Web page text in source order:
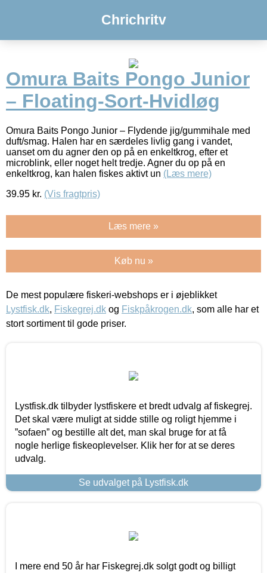
Chrichritv
Omura Baits Pongo Junior
– Floating-Sort-Hvidløg
Omura Baits Pongo Junior – Flydende jig/gummihale med
duft/smag. Halen har en særdeles livlig gang i vandet,
uanset om du agner den op på en enkeltkrog, efter et
microblink, eller noget helt tredje. Agner du op på en
enkeltkrog, kan halen fiskes aktivt un (Læs mere)
39.95 kr. (Vis fragtpris)
Læs mere »
Køb nu »
De mest populære fiskeri-webshops er i øjeblikket
Lystfisk.dk, Fiskegrej.dk og Fiskpåkrogen.dk, som alle har et
stort sortiment til gode priser.
Lystfisk.dk tilbyder lystfiskere et bredt udvalg af fiskegrej.
Det skal være muligt at sidde stille og roligt hjemme i
”sofaen” og bestille alt det, man skal bruge for at få
nogle herlige fiskeoplevelser. Klik her for at se deres
udvalg.
Se udvalget på Lystfisk.dk
I mere end 50 år har Fiskegrej.dk solgt godt og billigt